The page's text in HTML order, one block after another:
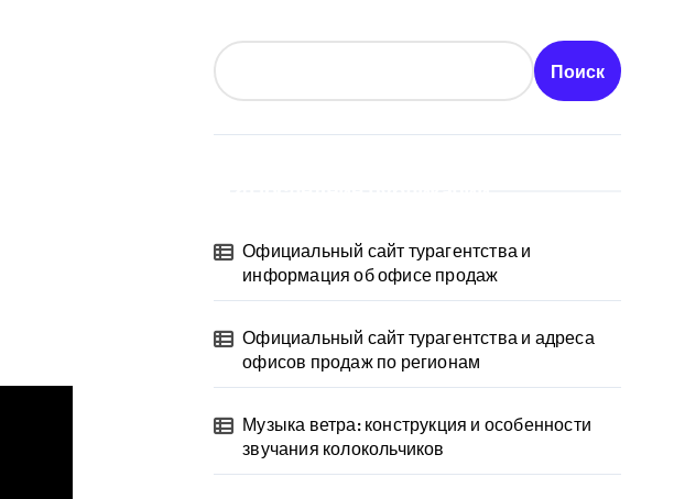
Поиск
Официальный сайт турагентства и
информация об офисе продаж
Официальный сайт турагентства и адреса
офисов продаж по регионам
Музыка ветра: конструкция и особенности
звучания колокольчиков